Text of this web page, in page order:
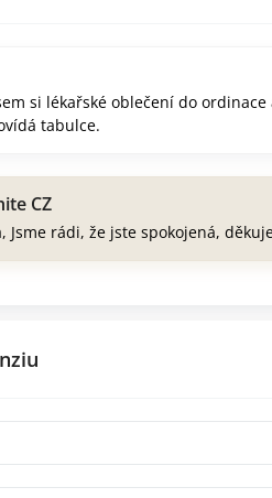
si lékařské oblečení do
tabulce.
CZ
Jsme rádi, že jste spokojená,